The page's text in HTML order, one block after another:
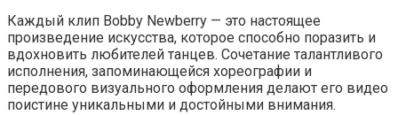
Каждый клип Bobby Newberry — это настоящее
произведение искусства, которое способно поразить и
вдохновить любителей танцев. Сочетание талантливого
исполнения, запоминающейся хореографии и
передового визуального оформления делают его видео
поистине уникальными и достойными внимания.